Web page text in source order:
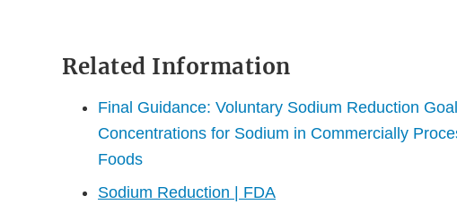
Related Information
Final Guidance: Voluntary Sodium Reduction
Concentrations for Sodium in Commercially
Foods
Sodium Reduction | FDA